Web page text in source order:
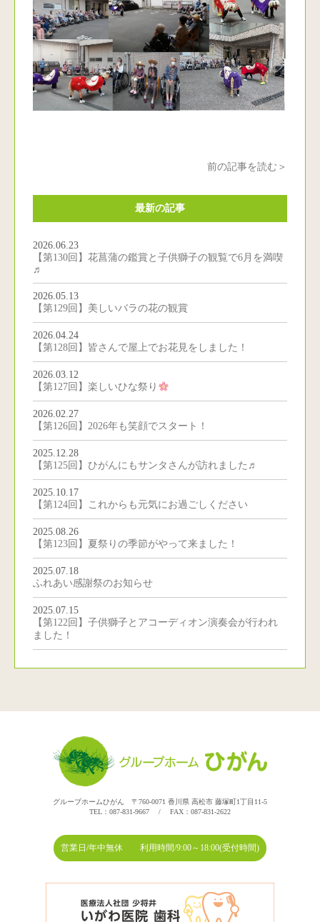
前の記事を読む＞
最新の記事
2026.06.23
【第130回】花菖蒲の鑑賞と子供獅子の観覧で6月を満喫
♬
2026.05.13
【第129回】美しいバラの花の観賞
2026.04.24
【第128回】皆さんで屋上でお花見をしました！
2026.03.12
【第127回】楽しいひな祭り
2026.02.27
【第126回】2026年も笑顔でスタート！
2025.12.28
【第125回】ひがんにもサンタさんが訪れました♬
2025.10.17
【第124回】これからも元気にお過ごしください
2025.08.26
【第123回】夏祭りの季節がやって来ました！
2025.07.18
ふれあい感謝祭のお知らせ
2025.07.15
【第122回】子供獅子とアコーディオン演奏会が行われ
ました！
グループホームひがん 〒760-0071 香川県 高松市 藤塚町1丁目11-5
TEL：087-831-9667 / FAX：087-831-2622
営業日/年中無休 利用時間/9:00～18:00(受付時間)